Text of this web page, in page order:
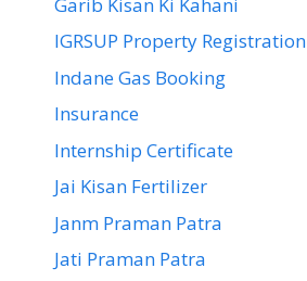
IGRSUP Property Registration
Indane Gas Booking
Insurance
Internship Certificate
Jai Kisan Fertilizer
Janm Praman Patra
Jati Praman Patra